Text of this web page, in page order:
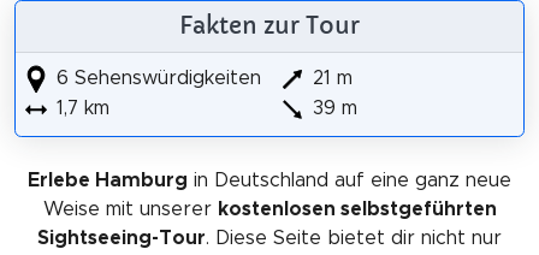
Fakten zur Tour
6 Sehenswürdigkeiten
1,7 km
21 m
39 m
Erlebe Hamburg in Deutschland auf eine ganz neue
Weise mit unserer kostenlosen selbstgeführten
Sightseeing-Tour. Diese Seite bietet dir nicht nur